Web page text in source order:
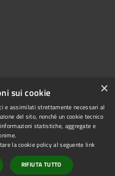
Copyright © 2026 • Comune di
Montemiletto • Powered by
Municipium•Accesso
redazione
×
sui cookie
e assimilati strettamente necessari al
del sito, nonché un cookie tecnico
statistiche, aggregate e
la cookie policy al seguente link
RIFIUTA TUTTO